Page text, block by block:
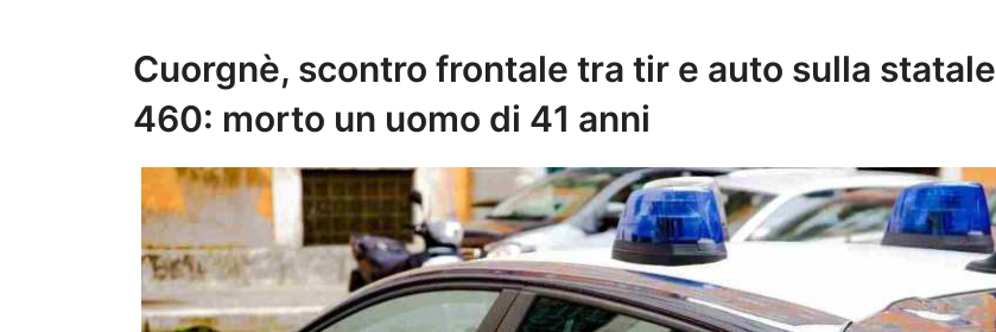
Cuorgnè, scontro frontale tra tir e auto sulla statale
460: morto un uomo di 41 anni